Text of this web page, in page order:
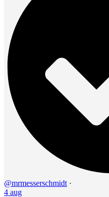
@mrmesserschmidt ·
4 aug